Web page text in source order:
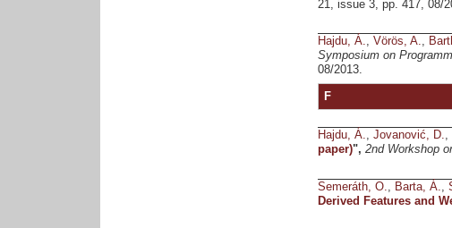
21, issue 3, pp. 417, 08/
Hajdu, Á., Vörös, A.,
Symposium on
08/2013.
F
Hajdu, Á., Jovanović, D.,
paper)", 2nd Workshop
Semeráth, O., Barta, Á.,
Derived Features and